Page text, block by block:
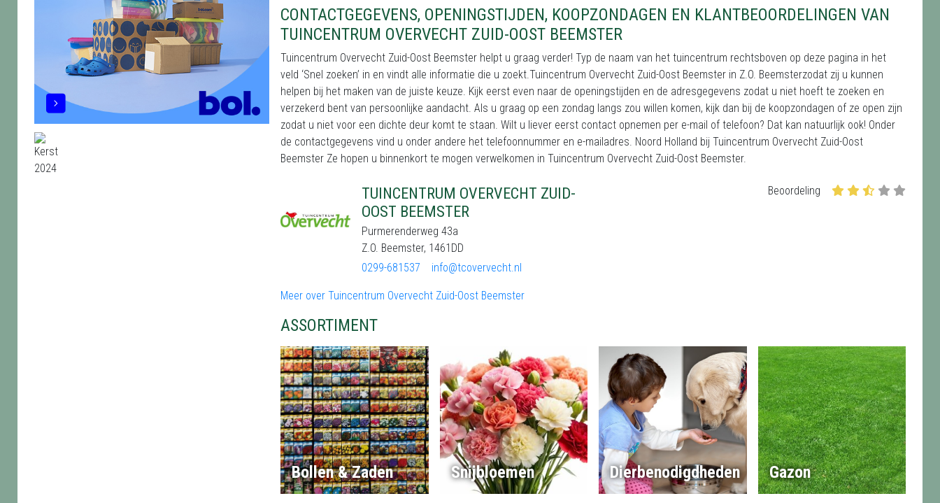
CONTACTGEGEVENS, OPENINGSTIJDEN, KOOPZONDAGEN EN KLANTBEOORDELINGEN VAN
TUINCENTRUM OVERVECHT ZUID-OOST BEEMSTER
Tuincentrum Overvecht Zuid-Oost Beemster helpt u graag verder! Typ de naam van het tuincentrum rechtsboven op deze pagina in het
veld ‘Snel zoeken’ in en vindt alle informatie die u zoekt.Tuincentrum Overvecht Zuid-Oost Beemster in Z.O. Beemsterzodat zij u kunnen
helpen bij het maken van de juiste keuze. Kijk eerst even naar de openingstijden en de adresgegevens zodat u niet hoeft te zoeken en
verzekerd bent van persoonlijke aandacht. Als u graag op een zondag langs zou willen komen, kijk dan bij de koopzondagen of ze open zijn
zodat u niet voor een dichte deur komt te staan. Wilt u liever eerst contact opnemen per e-mail of telefoon? Dat kan natuurlijk ook! Onder
de contactgegevens vind u onder andere het telefoonnummer en e-mailadres. Noord Holland bij Tuincentrum Overvecht Zuid-Oost
Beemster Ze hopen u binnenkort te mogen verwelkomen in Tuincentrum Overvecht Zuid-Oost Beemster.
TUINCENTRUM OVERVECHT ZUID-
OOST BEEMSTER
Purmerenderweg 43a
Z.O. Beemster, 1461DD
0299-681537
info@tcovervecht.nl
Beoordeling
Meer over Tuincentrum Overvecht Zuid-Oost Beemster
ASSORTIMENT
Bollen & Zaden Snijbloemen Dierbenodigdheden Gazon